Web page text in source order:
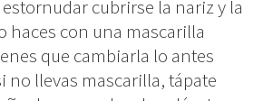
cubrirse la nariz y la
haces con una mascarilla
que cambiarla lo antes
no llevas mascarilla, tápate